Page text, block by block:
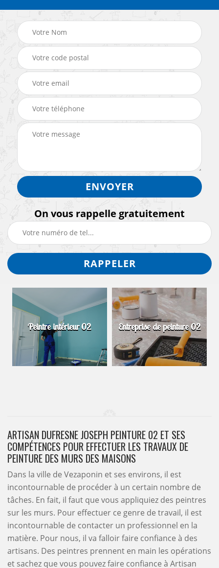
On vous rappelle gratuitement
Peintre intérieur 02 Entreprise de peinture 02
ARTISAN DUFRESNE JOSEPH PEINTURE 02 ET SES
COMPÉTENCES POUR EFFECTUER LES TRAVAUX DE
PEINTURE DES MURS DES MAISONS
Dans la ville de Vezaponin et ses environs, il est
incontournable de procéder à un certain nombre de
tâches. En fait, il faut que vous appliquiez des peintres
sur les murs. Pour effectuer ce genre de travail, il est
incontournable de contacter un professionnel en la
matière. Pour nous, il va falloir faire confiance à des
artisans. Des peintres prennent en main les opérations
et sachez que vous pouvez faire confiance à Artisan